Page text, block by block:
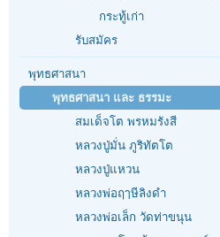
กระทู้เก่า
รับสมัคร
พุทธศาสนา
พุทธศาสนา และ ธรรมะ
สมเด็จโต พรหมรังสี
หลวงปู่มั่น ภูริทัตโต
หลวงปู่แหวน
หลวงพ่อฤๅษีลิงดำ
หลวงพ่อเล็ก วัดท่าขนุน